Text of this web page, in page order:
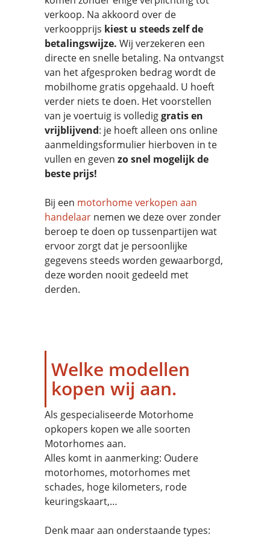
verkoop. Na akkoord over de
verkoopprijs kiest u steeds zelf de
betalingswijze. Wij verzekeren een
directe en snelle betaling. Na ontvangst
van het afgesproken bedrag wordt de
mobilhome gratis opgehaald. U hoeft
verder niets te doen. Het voorstellen
van je voertuig is vollediggratis en
vrijblijvend: je hoeft alleen ons online
aanmeldingsformulier hierboven in te
vullen en geven zo snel mogelijkde
beste prijs!
Bij een motorhome verkopen aan
handelaar nemen we deze over zonder
beroep te doen op tussenpartijen wat
ervoor zorgt dat je persoonlijke
gegevens steeds worden gewaarborgd,
deze worden nooit gedeeld met
derden.
Welke modellen
kopen wij aan.
Als gespecialiseerde Motorhome
opkopers kopen we alle soorten
Motorhomes aan.
Alles komt in aanmerking: Oudere
motorhomes, motorhomes met
schades, hoge kilometers, rode
keuringskaart,…
Denk maar aan onderstaande types: